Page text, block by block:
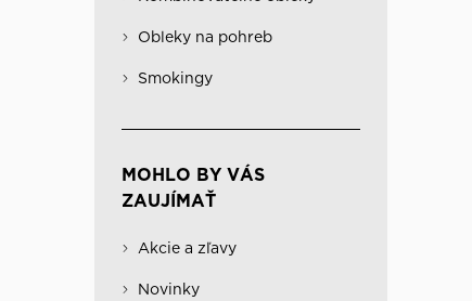
Obleky na pohreb
Smokingy
MOHLO BY VÁS
ZAUJÍMAŤ
Akcie a zľavy
Novinky